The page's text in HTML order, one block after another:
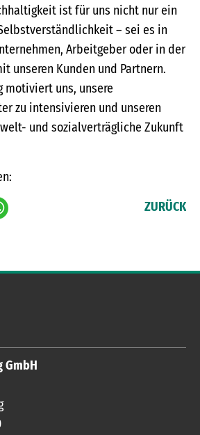
ist für uns nicht nur ein
– sei es in
Arbeitgeber oder in der
unseren Kunden und Partnern.
motiviert uns, unsere
zu intensivieren und unseren
und sozialverträgliche Zukunft
ZURÜCK
GmbH